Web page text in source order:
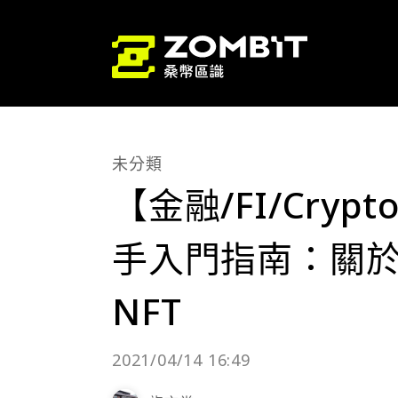
未分類
【金融/FI/
手入門指南：關
NFT
2021/04/14 16:49